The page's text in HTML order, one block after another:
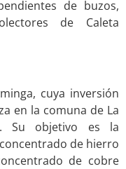
de buzos,
de Caleta
cuya inversión
en la comuna de La
Su objetivo es la
de hierro
de cobre